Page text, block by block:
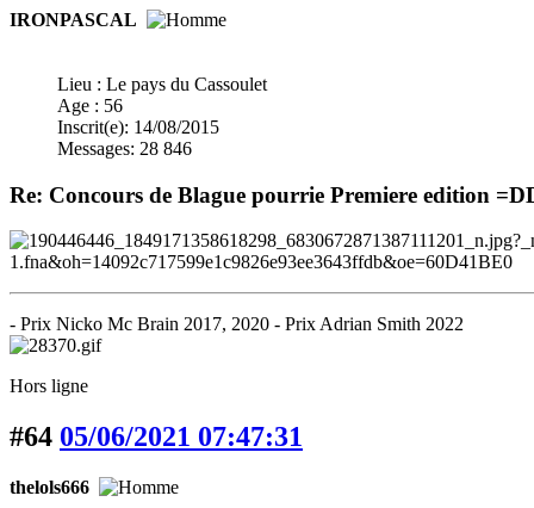
IRONPASCAL
Lieu : Le pays du Cassoulet
Age : 56
Inscrit(e): 14/08/2015
Messages: 28 846
Re: Concours de Blague pourrie Premiere edition
- Prix Nicko Mc Brain 2017, 2020 - Prix Adrian Smith 2022
Hors ligne
#64 05/06/2021 07:47:31
thelols666